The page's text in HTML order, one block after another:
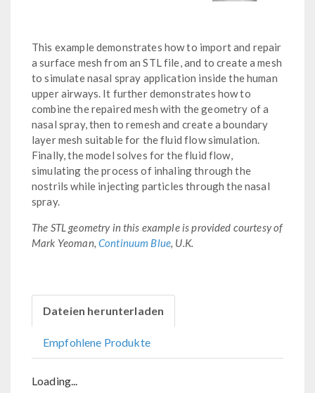
This example demonstrates how to import and repair
a surface mesh from an STL file, and to create a mesh
to simulate nasal spray application inside the human
upper airways. It further demonstrates how to
combine the repaired mesh with the geometry of a
nasal spray, then to remesh and create a boundary
layer mesh suitable for the fluid flow simulation.
Finally, the model solves for the fluid flow,
simulating the process of inhaling through the
nostrils while injecting particles through the nasal
spray.
The STL geometry in this example is provided courtesy of
Mark Yeoman, Continuum Blue, U.K.
Dateien herunterladen
Empfohlene Produkte
Loading...